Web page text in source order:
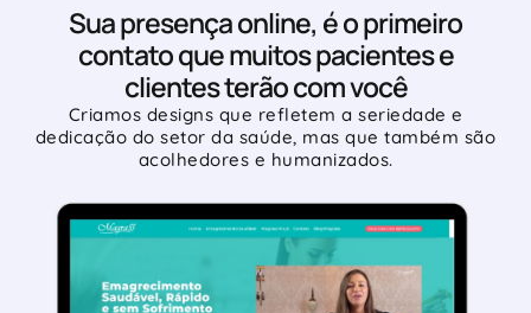
Sua presença online, é o primeiro
contato que muitos pacientes e
clientes terão com você
Criamos designs que refletem a seriedade e
dedicação do setor da saúde, mas que também são
acolhedores e humanizados.